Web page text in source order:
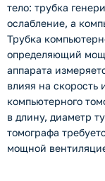
тело: трубка
ослабление, а
Трубка
определяющий
аппарата
влияя на скорость
компьютерного
в длину, диаметр
томографа
мощной